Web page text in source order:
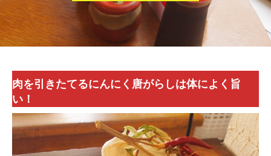
肉を引きたてるにんにく唐がらしは体によく旨
い！